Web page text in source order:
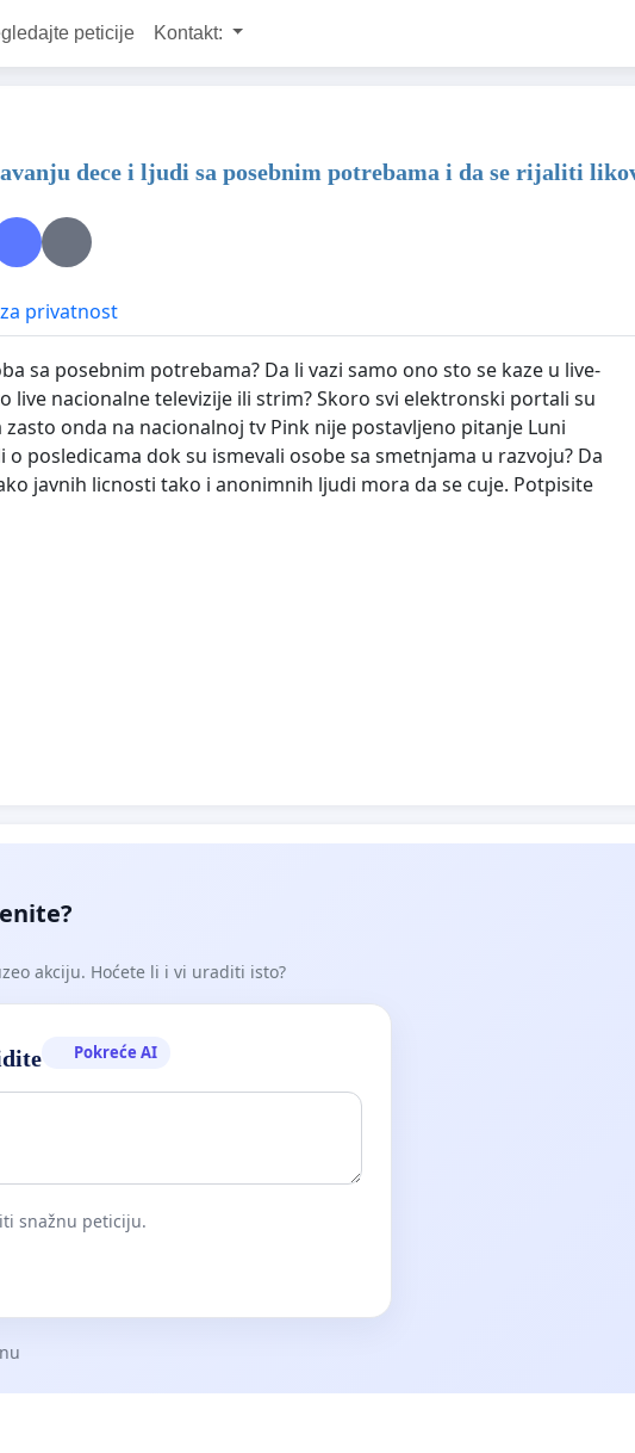
peticije Kontakt:
dece i ljudi sa posebnim potrebama i da se rijaliti
privatnost
sa posebnim potrebama? Da li vazi samo ono sto se kaze u live-
live nacionalne televizije ili strim? Skoro svi elektronski portali su
onda na nacionalnoj tv Pink nije postavljeno pitanje Luni
posledicama dok su ismevali osobe sa smetnjama u razvoju? Da
javnih licnosti tako i anonimnih ljudi mora da se cuje. Potpisite
akciju. Hoćete li i vi uraditi isto?
Pokreće AI
snažnu peticiju.